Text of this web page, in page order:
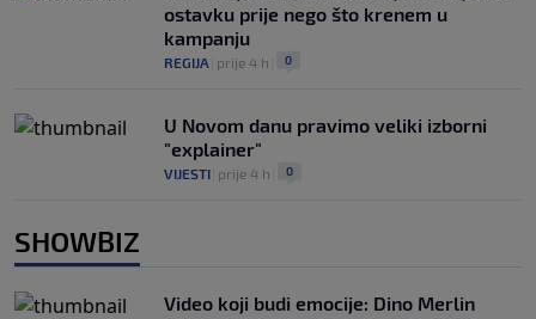
ostavku prije nego što krenem u
kampanju
REGIJA prije 4 h 0
U Novom danu pravimo veliki izborni
"explainer"
VIJESTI prije 4 h 0
SHOWBIZ
Video koji budi emocije: Dino Merlin